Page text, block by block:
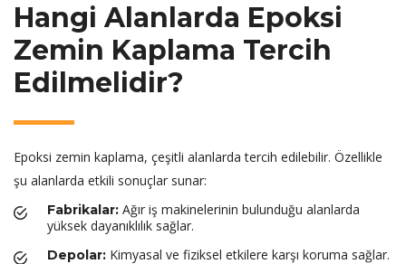
Hangi Alanlarda Epoksi
Zemin Kaplama Tercih
Edilmelidir?
Epoksi zemin kaplama, çeşitli alanlarda tercih edilebilir. Özellikle
şu alanlarda etkili sonuçlar sunar:
Fabrikalar: Ağır iş makinelerinin bulunduğu alanlarda
yüksek dayanıklılık sağlar.
Depolar: Kimyasal ve fiziksel etkilere karşı koruma sağlar.